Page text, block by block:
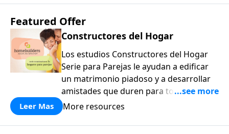
Featured Offer
Constructores del Hogar
Los estudios Constructores del Hogar
Serie para Parejas le ayudan a edificar
un matrimonio piadoso y a desarrollar
amistades que duren para toda la vida.
¡Únase a uno de los estudios de grupos
a casa los principios de la Palabra de
Leer Mas More resources